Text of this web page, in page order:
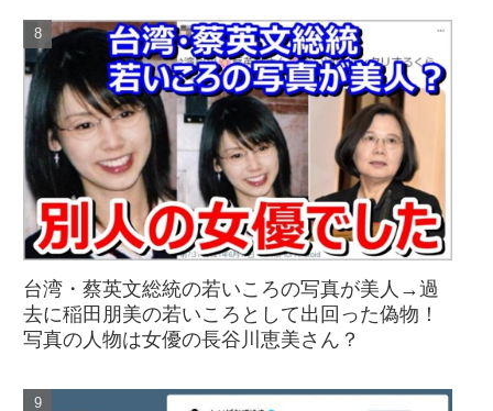
台湾・蔡英文総統の若いころの写真が美人→過
去に稲田朋美の若いころとして出回った偽物！
写真の人物は女優の長谷川恵美さん？